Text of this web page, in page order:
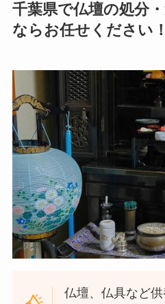
千葉県で仏壇の処分
ならお任せください！
仏壇、仏具など